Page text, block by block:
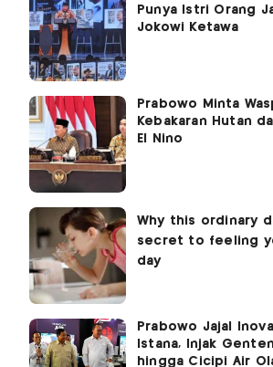
Punya Istri Orang
Jokowi Ketawa
Prabowo Minta
Kebakaran Hutan
El Nino
Prabowo Jajal
Istana, Injak
hingga Cicipi Air